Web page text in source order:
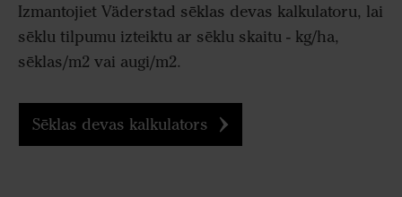
Izmantojiet Väderstad sēklas devas kalkulatoru, lai
sēklu tilpumu izteiktu ar sēklu skaitu - kg/ha,
sēklas/m2 vai augi/m2.
Sēklas devas kalkulators